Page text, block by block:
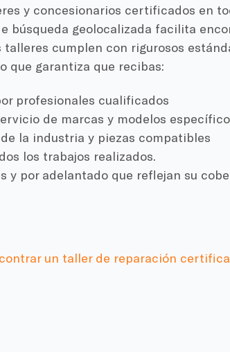
y concesionarios certificados en
búsqueda geolocalizada facilita
cumplen con rigurosos
que garantiza que recibas:
profesionales cualificados
de marcas y modelos
la industria y piezas compatibles
los trabajos realizados.
y por adelantado que reflejan su
un taller de reparación